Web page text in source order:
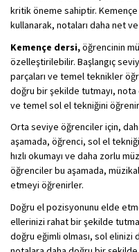
kritik öneme sahiptir.
kullanarak, notaları daha net
Kemençe dersi,öğrencinin
özelleştirilebilir. Başlangıç
parçaları ve temel teknikler
doğru bir şekilde tutmayı,
ve temel sol el tekniğini
Orta seviye öğrenciler için,
aşamada, öğrenci, sol el
hızlı okumayı ve daha zorlu
öğrenciler bu aşamada,
etmeyi öğrenirler.
Doğru el pozisyonunu elde
ellerinizi rahat bir şekilde
doğru eğimli olması, sol